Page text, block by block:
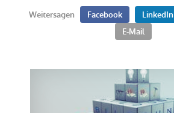
Weitersagen Facebook LinkedIn
E-Mail